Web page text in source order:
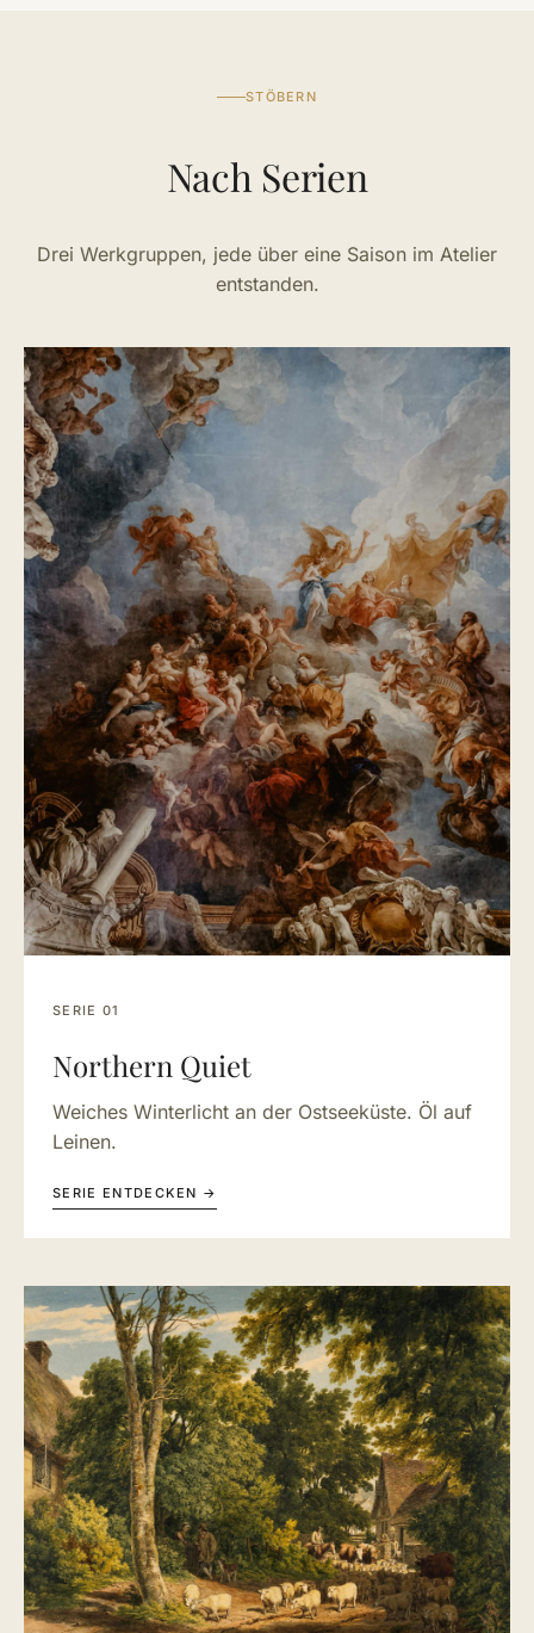
STÖBERN
Nach Serien
Drei Werkgruppen, jede über eine Saison im Atelier
entstanden.
SERIE 01
Northern Quiet
Weiches Winterlicht an der Ostseeküste. Öl auf
Leinen.
SERIE ENTDECKEN →